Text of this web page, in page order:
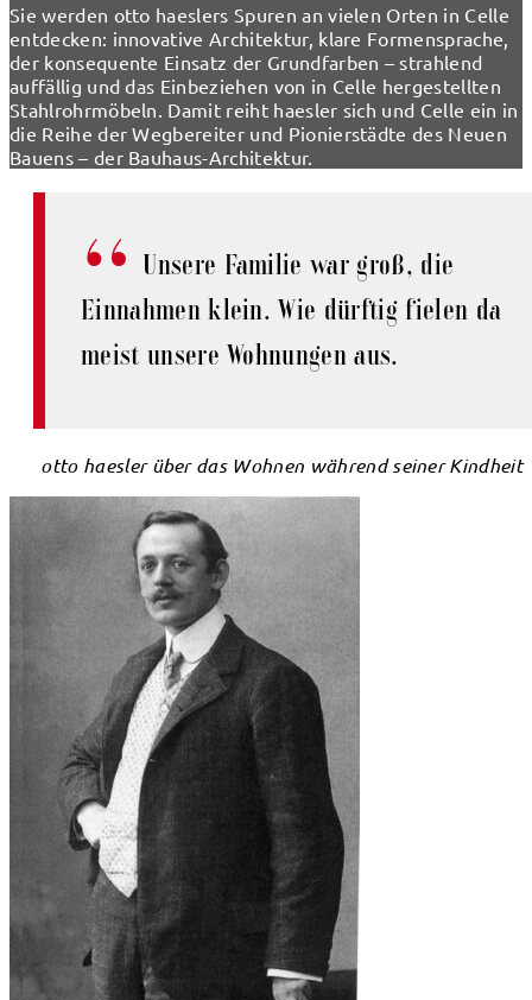
Sie werden otto haeslers Spuren an vielen Orten in Celle
entdecken: innovative Architektur, klare Formensprache,
der konsequente Einsatz der Grundfarben – strahlend
auffällig und das Einbeziehen von in Celle hergestellten
Stahlrohrmöbeln. Damit reiht haesler sich und Celle ein in
die Reihe der Wegbereiter und Pionierstädte des Neuen
Bauens – der Bauhaus-Architektur.
Unsere Familie war groß, die
Einnahmen klein. Wie dürftig fielen da
meist unsere Wohnungen aus.
otto haesler über das Wohnen während seiner Kindheit